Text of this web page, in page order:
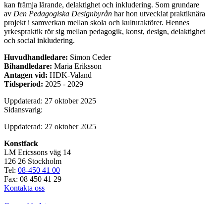
kan främja lärande, delaktighet och inkludering. Som grundare
av Den Pedagogiska Designbyrån har hon utvecklat praktiknära
projekt i samverkan mellan skola och kulturaktörer. Hennes
yrkespraktik rör sig mellan pedagogik, konst, design, delaktighet
och social inkludering.
Huvudhandledare: Simon Ceder
Bihandledare: Maria Eriksson
Antagen vid: HDK-Valand
Tidsperiod: 2025 - 2029
Uppdaterad: 27 oktober 2025
Sidansvarig:
Uppdaterad: 27 oktober 2025
Konstfack
LM Ericssons väg 14
126 26 Stockholm
Tel: 08-450 41 00
Fax: 08 450 41 29
Kontakta oss